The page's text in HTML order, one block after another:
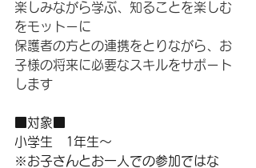
楽しみながら学ぶ、知ることを楽しむ
をモットーに
保護者の方との連携をとりながら、お
子様の将来に必要なスキルをサポート
します
■対象■
小学生　1年生～
※お子さんとお一人での参加ではな